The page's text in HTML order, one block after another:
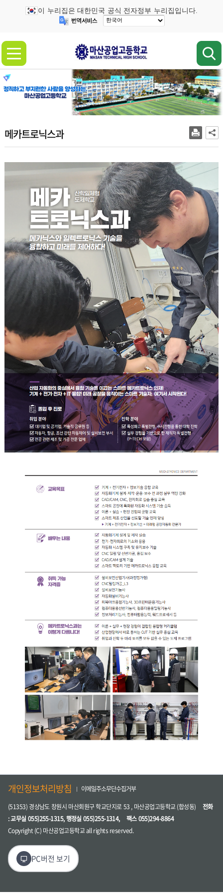
이 누리집은 대한민국 공식 전자정부 누리집입니다.
메카트로닉스과
개인정보처리방침
이메일주소무단수집거부
(51353) 경상남도 창원시 마산회원구 학교단지로 53 , 마산공업고등학교 (합성동)
전화
: 교무실 055)255-1315, 행정실 055)255-1314,
팩스 055)294-8864
Copyright (C) 마산공업고등학교 all rights reserved.
PC버전 보기